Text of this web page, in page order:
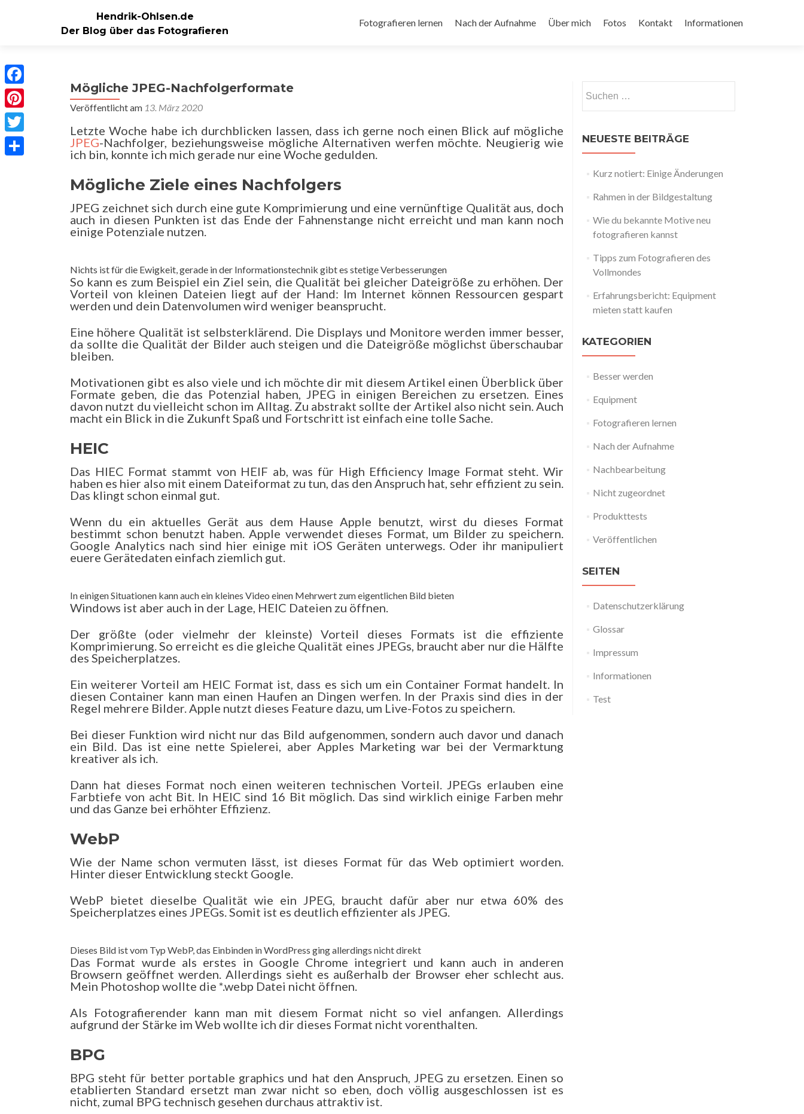
Hendrik-Ohlsen.de
Der Blog über das Fotografieren
Inhalt
Fotografieren lernen Nach der Aufnahme Über mich Fotos Kontakt Informationen
Mögliche JPEG-Nachfolgerformate
Veröffentlicht am 13. März 2020
Letzte Woche habe ich durchblicken lassen, dass ich gerne noch einen Blick auf mögliche
JPEG-Nachfolger, beziehungsweise mögliche Alternativen werfen möchte. Neugierig wie
ich bin, konnte ich mich gerade nur eine Woche gedulden.
Mögliche Ziele eines Nachfolgers
JPEG zeichnet sich durch eine gute Komprimierung und eine vernünftige Qualität aus, doch
auch in diesen Punkten ist das Ende der Fahnenstange nicht erreicht und man kann noch
einige Potenziale nutzen.
Nichts ist für die Ewigkeit, gerade in der Informationstechnik gibt es stetige Verbesserungen
So kann es zum Beispiel ein Ziel sein, die Qualität bei gleicher Dateigröße zu erhöhen. Der
Vorteil von kleinen Dateien liegt auf der Hand: Im Internet können Ressourcen gespart
werden und dein Datenvolumen wird weniger beansprucht.
Eine höhere Qualität ist selbsterklärend. Die Displays und Monitore werden immer besser,
da sollte die Qualität der Bilder auch steigen und die Dateigröße möglichst überschaubar
bleiben.
Motivationen gibt es also viele und ich möchte dir mit diesem Artikel einen Überblick über
Formate geben, die das Potenzial haben, JPEG in einigen Bereichen zu ersetzen. Eines
davon nutzt du vielleicht schon im Alltag. Zu abstrakt sollte der Artikel also nicht sein. Auch
macht ein Blick in die Zukunft Spaß und Fortschritt ist einfach eine tolle Sache.
HEIC
Das HIEC Format stammt von HEIF ab, was für High Efficiency Image Format steht. Wir
haben es hier also mit einem Dateiformat zu tun, das den Anspruch hat, sehr effizient zu sein.
Das klingt schon einmal gut.
Wenn du ein aktuelles Gerät aus dem Hause Apple benutzt, wirst du dieses Format
bestimmt schon benutzt haben. Apple verwendet dieses Format, um Bilder zu speichern.
Google Analytics nach sind hier einige mit iOS Geräten unterwegs. Oder ihr manipuliert
euere Gerätedaten einfach ziemlich gut.
In einigen Situationen kann auch ein kleines Video einen Mehrwert zum eigentlichen Bild bieten
Windows ist aber auch in der Lage, HEIC Dateien zu öffnen.
Der größte (oder vielmehr der kleinste) Vorteil dieses Formats ist die effiziente
Komprimierung. So erreicht es die gleiche Qualität eines JPEGs, braucht aber nur die Hälfte
des Speicherplatzes.
Ein weiterer Vorteil am HEIC Format ist, dass es sich um ein Container Format handelt. In
diesen Container kann man einen Haufen an Dingen werfen. In der Praxis sind dies in der
Regel mehrere Bilder. Apple nutzt dieses Feature dazu, um Live-Fotos zu speichern.
Bei dieser Funktion wird nicht nur das Bild aufgenommen, sondern auch davor und danach
ein Bild. Das ist eine nette Spielerei, aber Apples Marketing war bei der Vermarktung
kreativer als ich.
Dann hat dieses Format noch einen weiteren technischen Vorteil. JPEGs erlauben eine
Farbtiefe von acht Bit. In HEIC sind 16 Bit möglich. Das sind wirklich einige Farben mehr
und das Ganze bei erhöhter Effizienz.
WebP
Wie der Name schon vermuten lässt, ist dieses Format für das Web optimiert worden.
Hinter dieser Entwicklung steckt Google.
WebP bietet dieselbe Qualität wie ein JPEG, braucht dafür aber nur etwa 60% des
Speicherplatzes eines JPEGs. Somit ist es deutlich effizienter als JPEG.
Dieses Bild ist vom Typ WebP, das Einbinden in WordPress ging allerdings nicht direkt
Das Format wurde als erstes in Google Chrome integriert und kann auch in anderen
Browsern geöffnet werden. Allerdings sieht es außerhalb der Browser eher schlecht aus.
Mein Photoshop wollte die *.webp Datei nicht öffnen.
Als Fotografierender kann man mit diesem Format nicht so viel anfangen. Allerdings
aufgrund der Stärke im Web wollte ich dir dieses Format nicht vorenthalten.
BPG
BPG steht für better portable graphics und hat den Anspruch, JPEG zu ersetzen. Einen so
etablierten Standard ersetzt man zwar nicht so eben, doch völlig ausgeschlossen ist es
nicht, zumal BPG technisch gesehen durchaus attraktiv ist.
nach:
NEUESTE BEITRÄGE
Kurz notiert: Einige Änderungen
Rahmen in der Bildgestaltung
Wie du bekannte Motive neu
fotografieren kannst
Tipps zum Fotografieren des
Vollmondes
Erfahrungsbericht: Equipment
mieten statt kaufen
KATEGORIEN
Besser werden
Equipment
Fotografieren lernen
Nach der Aufnahme
Nachbearbeitung
Nicht zugeordnet
Produkttests
Veröffentlichen
SEITEN
Datenschutzerklärung
Glossar
Impressum
Informationen
Test
Facebook
Pinterest
Twitter